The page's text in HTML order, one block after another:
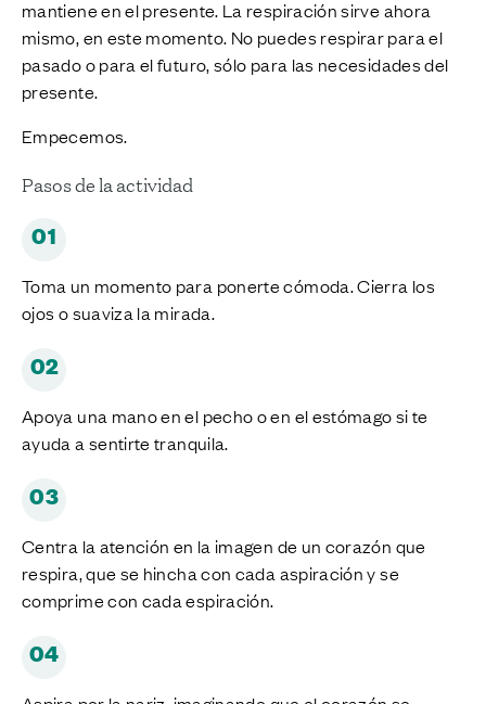
mantiene en el presente. La respiración sirve ahora
mismo, en este momento. No puedes respirar para el
pasado o para el futuro, sólo para las necesidades del
presente.
Empecemos.
Pasos de la actividad
01
Toma un momento para ponerte cómoda. Cierra los
ojos o suaviza la mirada.
02
Apoya una mano en el pecho o en el estómago si te
ayuda a sentirte tranquila.
03
Centra la atención en la imagen de un corazón que
respira, que se hincha con cada aspiración y se
comprime con cada espiración.
04